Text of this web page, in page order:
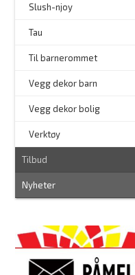
Slush-njoy
Tau
Til barnerommet
Vegg dekor barn
Vegg dekor bolig
Verktøy
Tilbud
Nyheter